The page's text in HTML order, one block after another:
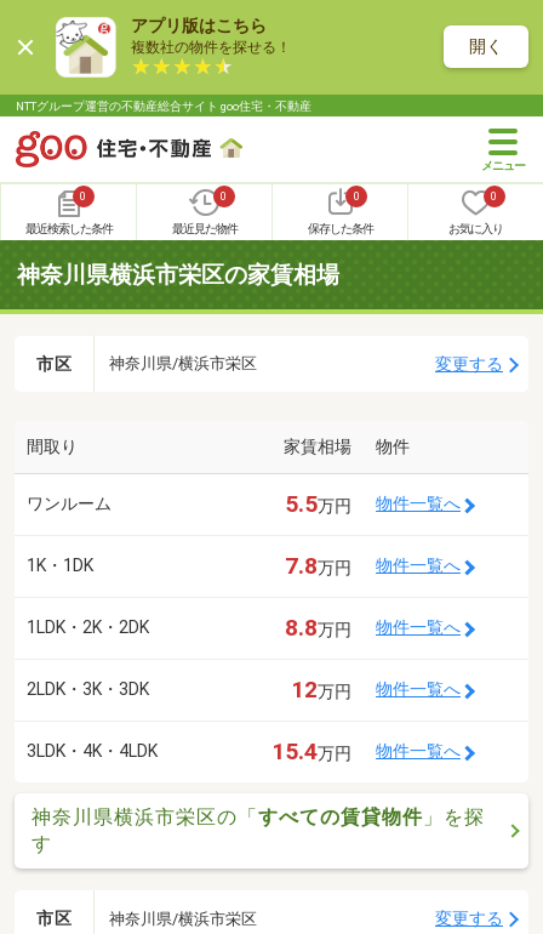
アプリ版はこちら
複数社の物件を探せる！ 開く
NTTグループ運営の不動産総合サイト goo住宅・不動産
0
最近検索した条件
0
最近見た物件
0
保存した条件
0
お気に入り
神奈川県横浜市栄区の家賃相場
市区 神奈川県/横浜市栄区 変更する
間取り 家賃相場 物件
ワンルーム 5.5万円 物件一覧へ
1K・1DK 7.8万円 物件一覧へ
1LDK・2K・2DK 8.8万円 物件一覧へ
2LDK・3K・3DK 12万円 物件一覧へ
3LDK・4K・4LDK 15.4万円 物件一覧へ
神奈川県横浜市栄区の「すべての賃貸物件 」を探
す
市区 神奈川県/横浜市栄区 変更する